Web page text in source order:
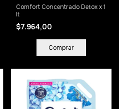
Comfort Concentrado Detox x 1
lt
$7.964,00